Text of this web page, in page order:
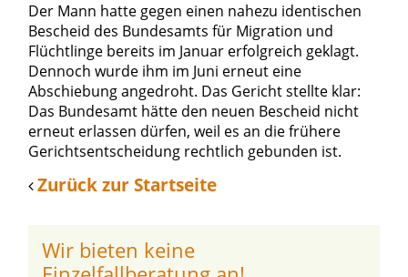
Der Mann hatte gegen einen nahezu identischen
Bescheid des Bundesamts für Migration und
Flüchtlinge bereits im Januar erfolgreich geklagt.
Dennoch wurde ihm im Juni erneut eine
Abschiebung angedroht. Das Gericht stellte klar:
Das Bundesamt hätte den neuen Bescheid nicht
erneut erlassen dürfen, weil es an die frühere
Gerichtsentscheidung rechtlich gebunden ist.
Zurück zur Startseite
Wir bieten keine